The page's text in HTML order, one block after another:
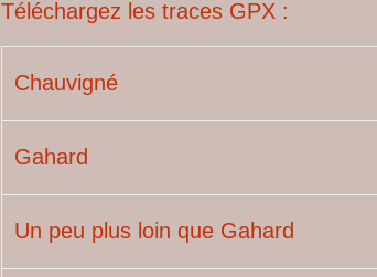
Téléchargez les traces GPX :
Chauvigné
Gahard
Un peu plus loin que Gahard